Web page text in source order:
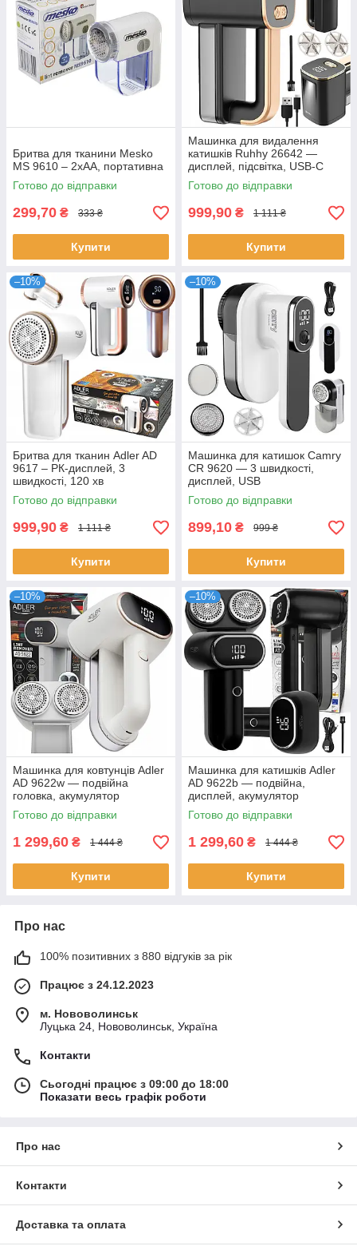
Бритва для тканини Mesko
MS 9610 – 2xAA, портативна
Готово до відправки
299,70 ₴ 333 ₴
Купити
Машинка для видалення
катишків Ruhhy 26642 —
дисплей, підсвітка, USB-C
Готово до відправки
999,90 ₴ 1 111 ₴
Купити
–10%
Бритва для тканин Adler AD
9617 – РК-дисплей, 3
швидкості, 120 хв
Готово до відправки
999,90 ₴ 1 111 ₴
Купити
–10%
Машинка для катишок Camry
CR 9620 — 3 швидкості,
дисплей, USB
Готово до відправки
899,10 ₴ 999 ₴
Купити
–10%
Машинка для ковтунців Adler
AD 9622w — подвійна
головка, акумулятор
Готово до відправки
1 299,60 ₴ 1 444 ₴
Купити
–10%
Машинка для катишків Adler
AD 9622b — подвійна,
дисплей, акумулятор
Готово до відправки
1 299,60 ₴ 1 444 ₴
Купити
Про нас
100% позитивних з 880 відгуків за рік
Працює з 24.12.2023
м. Нововолинськ
Луцька 24, Нововолинськ, Україна
Контакти
Сьогодні працює з 09:00 до 18:00
Показати весь графік роботи
Про нас
Контакти
Доставка та оплата